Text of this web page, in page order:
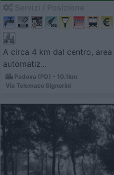
A circa 4 km dal centro,
automatiz...
Padova (PD) - 10.1km
Via Telemaco Signorini